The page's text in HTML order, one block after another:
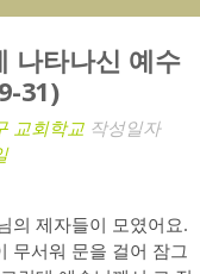
나타나신 예수
31)
교회학교 작성일자
의 제자들이 모였어요.
무서워 문을 걸어 잠그